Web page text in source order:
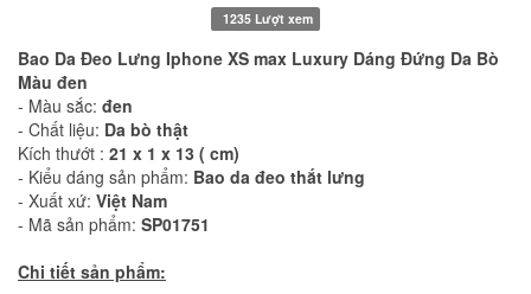
1235 Lượt xem
Bao Da Đeo Lưng Iphone XS max Luxury Dáng Đứng Da Bò
Màu đen
- Màu sắc: đen
- Chất liệu: Da bò thật
Kích thướt : 21 x 1 x 13 ( cm)
- Kiểu dáng sản phẩm: Bao da đeo thắt lưng
- Xuất xứ: Việt Nam
- Mã sản phẩm: SP01751
Chi tiết sản phẩm: